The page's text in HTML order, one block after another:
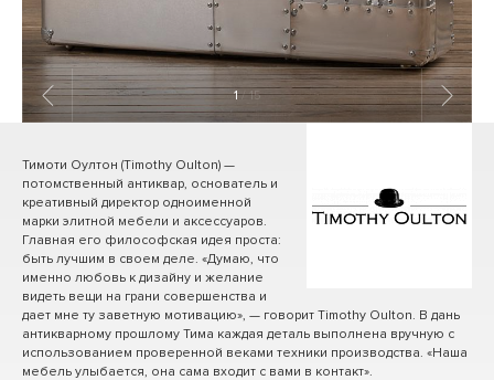
1/ 15
Тимоти Оултон (Timothy Oulton) —
потомственный антиквар, основатель и
креативный директор одноименной
марки элитной мебели и аксессуаров.
Главная его философская идея проста:
быть лучшим в своем деле. «Думаю, что
именно любовь к дизайну и желание
видеть вещи на грани совершенства и
дает мне ту заветную мотивацию», — говорит Timothy Oulton. В дань
антикварному прошлому Тима каждая деталь выполнена вручную с
использованием проверенной веками техники производства. «Наша
мебель улыбается, она сама входит с вами в контакт».